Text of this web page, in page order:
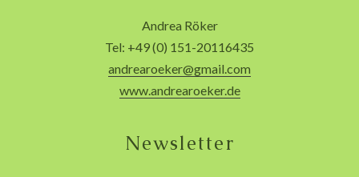
Andrea Röker
Tel: +49 (0) 151-20116435
andrearoeker@gmail.com
www.andrearoeker.de
Newsletter